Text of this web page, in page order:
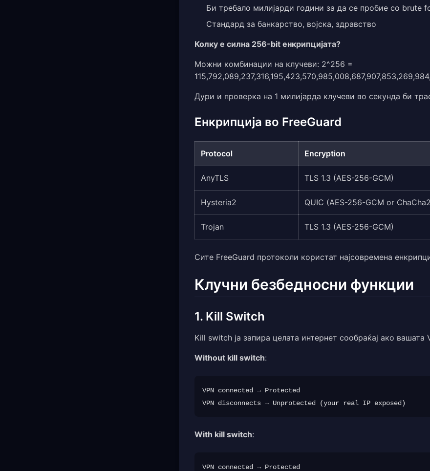
Би требало милијарди години за да се пробие со brute
Стандард за банкарство, војска, здравство
Колку е силна 256-bit енкрипцијата?
Можни комбинации на клучеви: 2^256 =
Дури и проверка на 1 милијарда клучеви во секунда би
Енкрипција во FreeGuard
Protocol Encryption
AnyTLS TLS 1.3 (AES-256-GCM)
Hysteria2 QUIC (AES-256-GCM or
Trojan TLS 1.3 (AES-256-GCM)
Сите FreeGuard протоколи користат најсовремена
Клучни безбедносни функции
1. Kill Switch
Kill switch ја запира целата интернет сообраќај ако вашата
Without kill switch:
VPN connected → Protected
With kill switch:
VPN connected → Protected